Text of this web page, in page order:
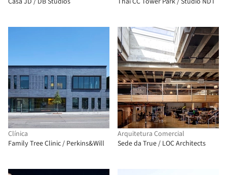
Clínica
Family Tree Clinic / Perkins&Will
Arquitetura Comercial
Sede da True / LOC Architects